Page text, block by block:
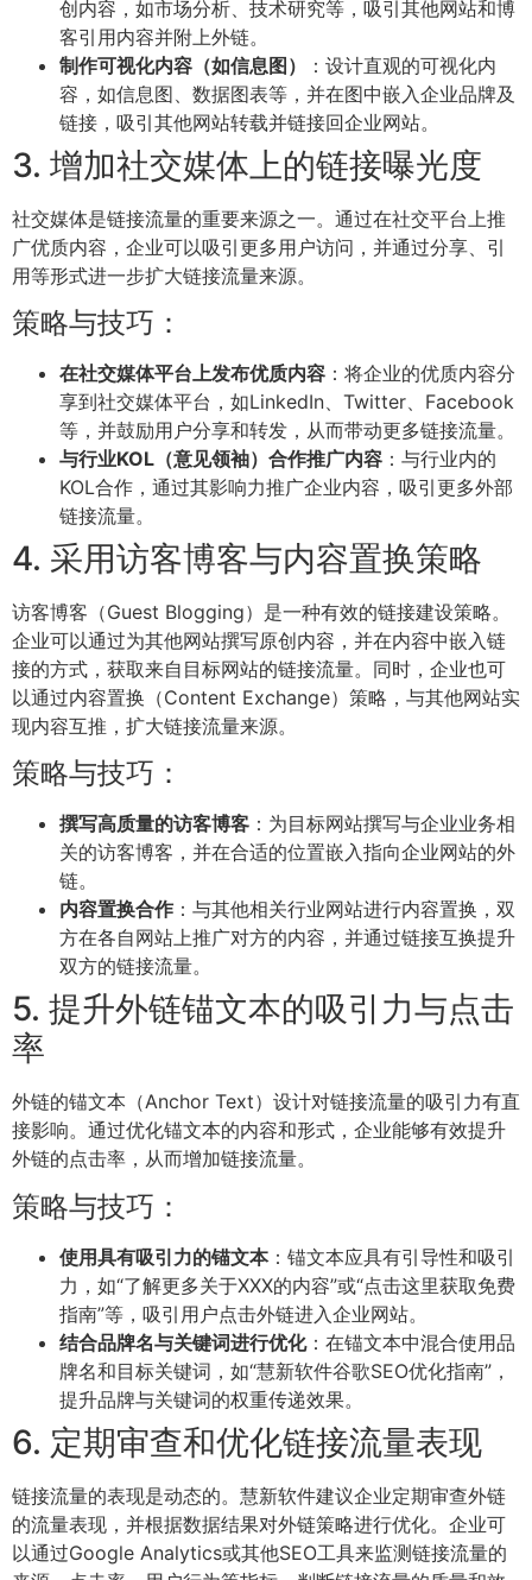
创内容，如市场分析、技术研究等，吸引其他网站和博
客引用内容并附上外链。
制作可视化内容（如信息图）
：设计直观的可视化内
容，如信息图、数据图表等，并在图中嵌入企业品牌及
链接，吸引其他网站转载并链接回企业网站。
3. 增加社交媒体上的链接曝光度
社交媒体是链接流量的重要来源之一。通过在社交平台上推
广优质内容，企业可以吸引更多用户访问，并通过分享、引
用等形式进一步扩大链接流量来源。
策略与技巧：
在社交媒体平台上发布优质内容 ：将企业的优质内容分
享到社交媒体平台，如LinkedIn、Twitter、Facebook
等，并鼓励用户分享和转发，从而带动更多链接流量。
与行业KOL（意见领袖）合作推广内容 ：与行业内的
KOL合作，通过其影响力推广企业内容，吸引更多外部
链接流量。
4. 采用访客博客与内容置换策略
访客博客（Guest Blogging）是一种有效的链接建设策略。
企业可以通过为其他网站撰写原创内容，并在内容中嵌入链
接的方式，获取来自目标网站的链接流量。同时，企业也可
以通过内容置换（Content Exchange）策略，与其他网站实
现内容互推，扩大链接流量来源。
策略与技巧：
撰写高质量的访客博客 ：为目标网站撰写与企业业务相
关的访客博客，并在合适的位置嵌入指向企业网站的外
链。
内容置换合作 ：与其他相关行业网站进行内容置换，双
方在各自网站上推广对方的内容，并通过链接互换提升
双方的链接流量。
5. 提升外链锚文本的吸引力与点击
率
外链的锚文本（Anchor Text）设计对链接流量的吸引力有直
接影响。通过优化锚文本的内容和形式，企业能够有效提升
外链的点击率，从而增加链接流量。
策略与技巧：
使用具有吸引力的锚文本：锚文本应具有引导性和吸引
力，如“了解更多关于XXX的内容”或“点击这里获取免费
指南”等，吸引用户点击外链进入企业网站。
结合品牌名与关键词进行优化：在锚文本中混合使用品
牌名和目标关键词，如“慧新软件谷歌SEO优化指南”，
提升品牌与关键词的权重传递效果。
6. 定期审查和优化链接流量表现
链接流量的表现是动态的。慧新软件建议企业定期审查外链
的流量表现，并根据数据结果对外链策略进行优化。企业可
以通过Google Analytics或其他SEO工具来监测链接流量的